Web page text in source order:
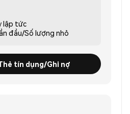
lập tức
đầu/Số lượng nhỏ
tín dụng/Ghi nợ